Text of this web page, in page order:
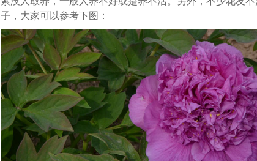
子，大家可以参考下图：